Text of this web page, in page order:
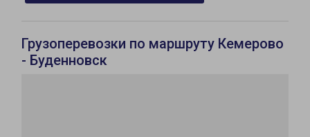
Грузоперевозки по маршруту Кемерово
- Буденновск